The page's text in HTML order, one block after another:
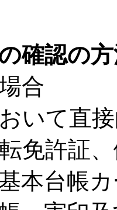
確認の
合
いて直
免許証
本台帳